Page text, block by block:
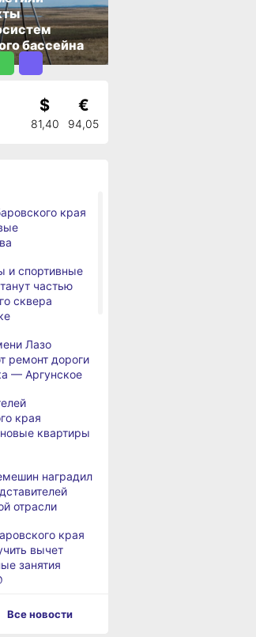
бассейна
$
81,40
€
94,05
края
и спортивные
частью
сквера
Лазо
ремонт дороги
— Аргунское
края
квартиры
наградил
отрасли
края
вычет
занятия
уровень
Все новости